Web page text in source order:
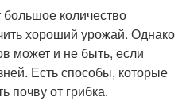
количество
хороший урожай. Однако
может и не быть, если
Есть способы, которые
почву от грибка.